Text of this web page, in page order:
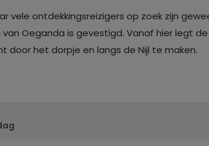
vele ontdekkingsreizigers op zoek zijn
Oeganda is gevestigd. Vanaf hier legt
door het dorpje en langs de Nijl te maken.